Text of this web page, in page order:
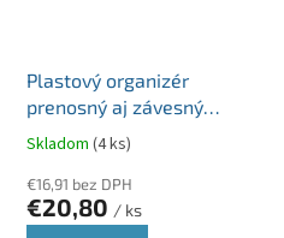
Plastový organizér
prenosný aj závesný
MULTICASE CARGO
400x200x392 mm
KMC501-S411
Skladom (4 ks)
€16,91 bez DPH
€20,80 / ks